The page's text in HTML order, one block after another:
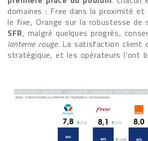
domaines : Free dans la proximité
le fixe, Orange sur la robustesse de
SFR, malgré quelques progrès,
lanterne rouge. La satisfaction client
stratégique, et les opérateurs l’ont